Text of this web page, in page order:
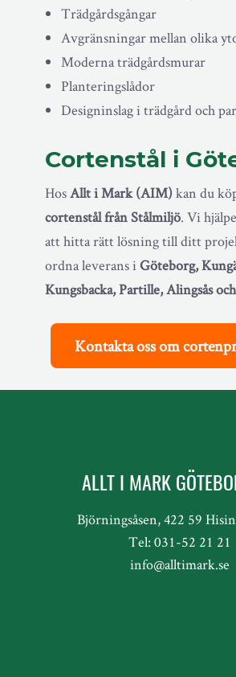
Trädgårdsgångar
Avgränsningar mellan olika
Moderna trädgårdsmurar
Planteringslådor
Designinslag i trädgård och
Cortenstål i
HosAllt i Mark (AIM) kan du
cortenstål från Stålmiljö. Vi
att hitta rätt lösning till ditt
ordna leverans iGöteborg,
Kungsbacka, Partille, Alingsås
Kontakta oss om
ALLT I MARK
Björningsåsen, 422 59
Tel: 031-52 21 21
info@alltimark.se